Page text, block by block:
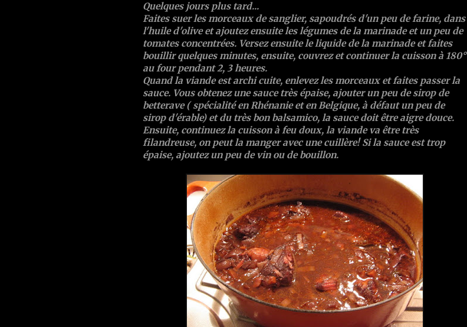
Quelques jours plus tard...
Faites suer les morceaux de sanglier, sapoudrés d'un peu de farine, dans
l'huile d'olive et ajoutez ensuite les légumes de la marinade et un peu de
tomates concentrées. Versez ensuite le liquide de la marinade et faites
bouillir quelques minutes, ensuite, couvrez et continuer la cuisson à 180°
au four pendant 2, 3 heures.
Quand la viande est archi cuite, enlevez les morceaux et faites passer la
sauce. Vous obtenez une sauce très épaise, ajouter un peu desirop de
betterave( spécialité en Rhénanie et en Belgique, à défaut un peu de
sirop d'érable) et du très bon balsamico, la sauce doit être aigre douce.
Ensuite, continuez la cuisson à feu doux, la viande va être très
filandreuse, on peut la manger avec une cuillère! Si la sauce est trop
épaise, ajoutez un peu de vin ou de bouillon.